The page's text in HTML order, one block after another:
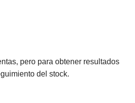
pero para obtener resultados
del stock.